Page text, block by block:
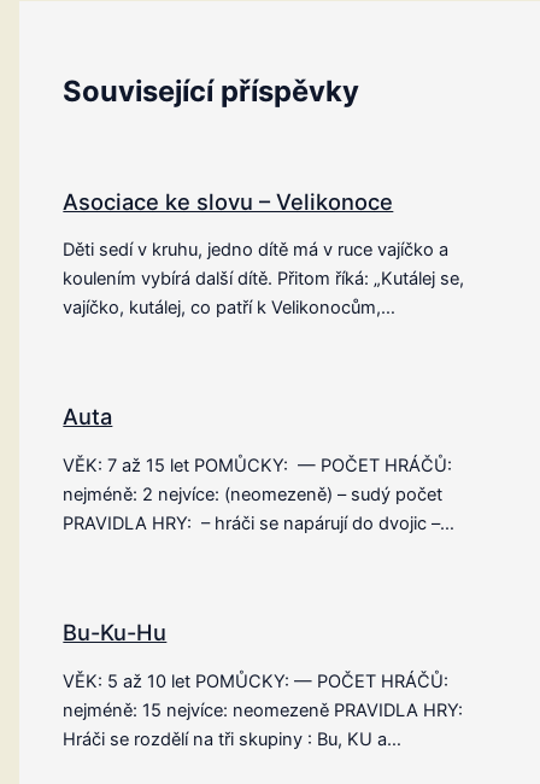
Související příspěvky
Asociace ke slovu – Velikonoce
Děti sedí v kruhu, jedno dítě má v ruce vajíčko a
koulením vybírá další dítě. Přitom říká: „Kutálej se,
vajíčko, kutálej, co patří k Velikonocům,…
Auta
VĚK: 7 až 15 let POMŮCKY: — POČET HRÁČŮ:
nejméně: 2 nejvíce: (neomezeně) – sudý počet
PRAVIDLA HRY: – hráči se napárují do dvojic –…
Bu-Ku-Hu
VĚK: 5 až 10 let POMŮCKY: — POČET HRÁČŮ:
nejméně: 15 nejvíce: neomezeně PRAVIDLA HRY:
Hráči se rozdělí na tři skupiny : Bu, KU a…